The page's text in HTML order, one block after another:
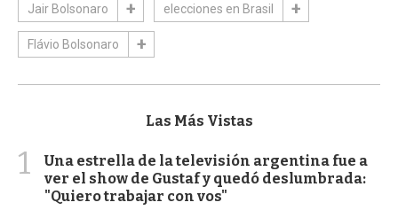
Jair Bolsonaro elecciones en Brasil
Flávio Bolsonaro
Las Más Vistas
1
Una estrella de la televisión argentina fue a
ver el show de Gustaf y quedó deslumbrada:
"Quiero trabajar con vos"